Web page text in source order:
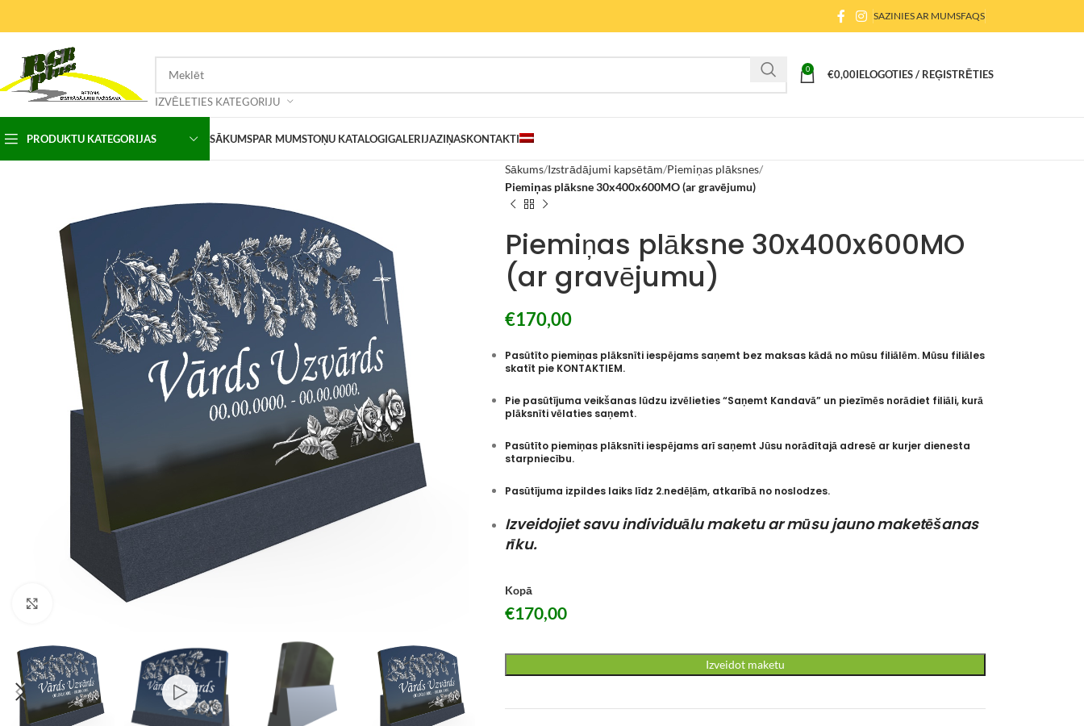
SAZINIES AR MUMSFAQS
IZVĒLETIES KATEGORIJU
0 €0,00IELOGOTIES / REĢISTRĒTIES
PRODUKTU KATEGORIJAS SĀKUMSPAR MUMSTOŅU KATALOGIGALERIJAZIŅASKONTAKTI
Click to enlarge
Sākums Izstrādājumi kapsētām Piemiņas plāksnes
Piemiņas plāksne 30x400x600MO (ar gravējumu)
Piemiņas plāksne 30x400x600MO
(ar gravējumu)
€170,00
Pasūtīto piemiņas plāksnīti iespējams saņemt bez maksas kādā no mūsu filiālēm. Mūsu filiāles
skatīt pie KONTAKTIEM.
Pie pasūtījuma veikšanas lūdzu izvēlieties “Saņemt Kandavā” un piezīmēs norādiet filiāli, kurā
plāksnīti vēlaties saņemt.
Pasūtīto piemiņas plāksnīti iespējams arī saņemt Jūsu norādītajā adresē ar kurjer dienesta
starpniecību.
Pasūtījuma izpildes laiks līdz 2.nedēļām, atkarībā no noslodzes.
Izveidojiet savu individuālu maketu ar mūsu jauno maketēšanas
rīku.
Kopā
€170,00
Izveidot maketu